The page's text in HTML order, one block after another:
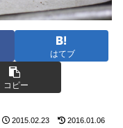
はてブ
コピー
2015.02.23 2016.01.06